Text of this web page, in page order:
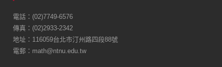
電話：(02)7749-6576
傳真：(02)2933-2342
地址：116059台北市汀州路四段88號
電郵：math@ntnu.edu.tw